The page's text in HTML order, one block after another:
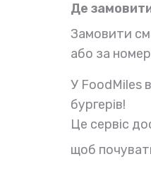
Де
Замовити
або за
У FoodMiles
бургерів!
Це сервіс
щоб